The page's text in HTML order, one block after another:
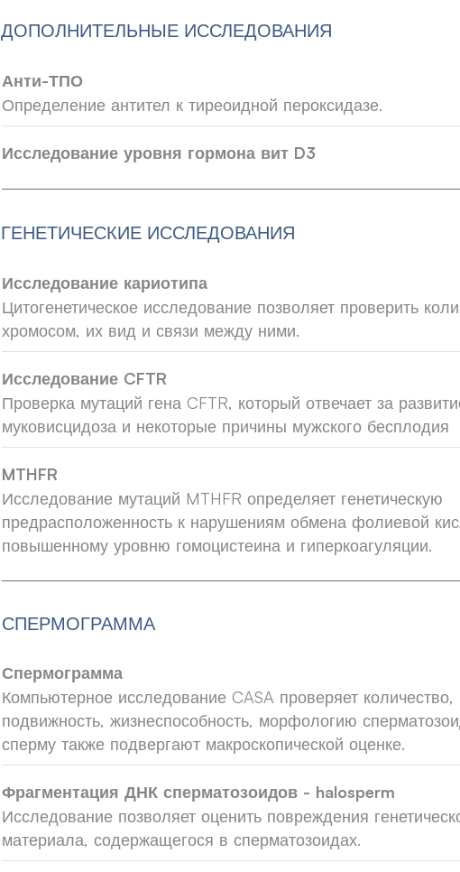
ДОПОЛНИТЕЛЬНЫЕ ИССЛЕДОВАНИЯ
Анти-ТПО
Определение антител к тиреоидной пероксидазе.
Исследование уровня гормона вит D3
ГЕНЕТИЧЕСКИЕ ИССЛЕДОВАНИЯ
Исследование кариотипа
Цитогенетическое исследование позволяет проверить
хромосом, их вид и связи между ними.
Исследование CFTR
Проверка мутаций гена CFTR, который отвечает за
муковисцидоза и некоторые причины мужского бесплодия
MTHFR
Исследование мутаций MTHFR определяет генетическую
предрасположенность к нарушениям обмена фолиевой
повышенному уровню гомоцистеина и гиперкоагуляции.
СПЕРМОГРАММА
Спермограмма
Компьютерное исследование CASA проверяет количество,
подвижность, жизнеспособность, морфологию
сперму также подвергают макроскопической оценке.
Фрагментация ДНК сперматозоидов - halosperm
Исследование позволяет оценить повреждения
материала, содержащегося в сперматозоидах.